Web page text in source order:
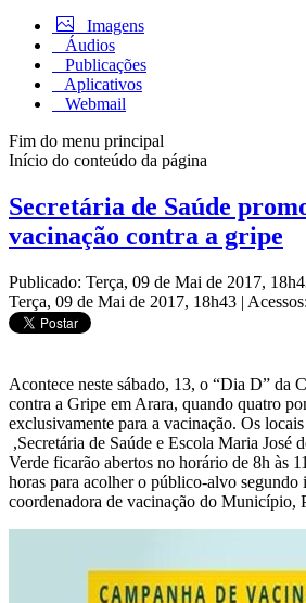
Imagens
Áudios
Publicações
Aplicativos
Webmail
Fim do menu principal
Início do conteúdo da página
Secretária de Saúde
vacinação contra a gripe
Publicado: Terça, 09 de Mai de 2017,
Terça, 09 de Mai de 2017, 18h43 |
Acontece neste sábado, 13, o “Dia D” da
contra a Gripe em Arara, quando quatro
exclusivamente para a vacinação. Os
,Secretária de Saúde e Escola Maria José
Verde ficarão abertos no horário de 8h às
horas para acolher o público-alvo segundo
coordenadora de vacinação do Município,